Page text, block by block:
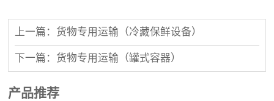
上一篇：货物专用运输（冷藏保鲜设备）
下一篇：货物专用运输（罐式容器）
产品推荐